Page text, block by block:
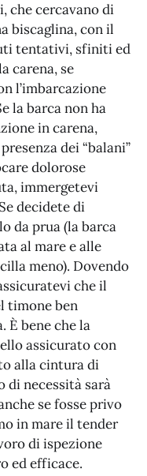
che cercavano di
biscaglina, con il
tentativi, sfiniti ed
carena, se
l’imbarcazione
la barca non ha
in carena,
dei “balani”
dolorose
immergetevi
decidete di
da prua (la barca
al mare e alle
meno). Dovendo
che il
timone ben
È bene che la
assicurato con
alla cintura di
di necessità sarà
se fosse privo
in mare il tender
di ispezione
ed efficace.